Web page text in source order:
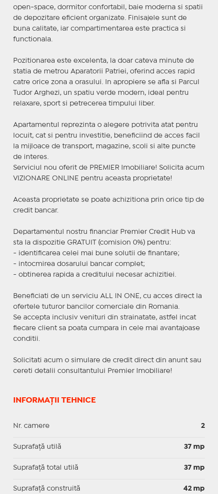
open-space, dormitor confortabil, baie moderna si spatii
de depozitare eficient organizate. Finisajele sunt de
buna calitate, iar compartimentarea este practica si
functionala.
Pozitionarea este excelenta, la doar cateva minute de
statia de metrou Aparatorii Patriei, oferind acces rapid
catre orice zona a orasului. In apropiere se afla si Parcul
Tudor Arghezi, un spatiu verde modern, ideal pentru
relaxare, sport si petrecerea timpului liber.
Apartamentul reprezinta o alegere potrivita atat pentru
locuit, cat si pentru investitie, beneficiind de acces facil
la mijloace de transport, magazine, scoli si alte puncte
de interes.
Serviciul nou oferit de PREMIER Imobiliare! Solicita acum
VIZIONARE ONLINE pentru aceasta proprietate!
Aceasta proprietate se poate achizitiona prin orice tip de
credit bancar.
Departamentul nostru financiar Premier Credit Hub va
sta la dispozitie GRATUIT (comision 0%) pentru:
- identificarea celei mai bune solutii de finantare;
- intocmirea dosarului bancar complet;
- obtinerea rapida a creditului necesar achizitiei.
Beneficiati de un serviciu ALL IN ONE, cu acces direct la
ofertele tuturor bancilor comerciale din Romania.
Se accepta inclusiv venituri din strainatate, astfel incat
fiecare client sa poata cumpara in cele mai avantajoase
conditii.
Solicitati acum o simulare de credit direct din anunt sau
cereti detalii consultantului Premier Imobiliare!
INFORMAȚII TEHNICE
Nr. camere 2
Suprafaţă utilă 37 mp
Suprafaţă total utilă 37 mp
Suprafaţă construită 42 mp